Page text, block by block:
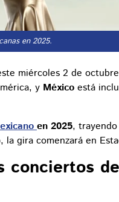
en 2025.
miércoles 2 de
y México está
en 2025,
gira comenzará en
conciertos